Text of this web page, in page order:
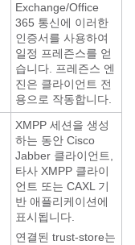
Exchange/Office
365 통신에 이러한
인증서를 사용하여
일정 프레즌스를 얻
습니다. 프레즌스 엔
진은 클라이언트 전
용으로 작동합니다.
XMPP 세션을 생성
하는 동안 Cisco
Jabber 클라이언트,
타사 XMPP 클라이
언트 또는 CAXL 기
반 애플리케이션에
표시됩니다.
연결된 trust-store는